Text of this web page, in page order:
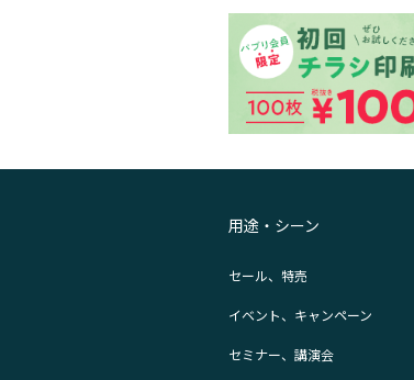
用途・シーン
セール、特売
イベント、キャンペーン
セミナー、講演会